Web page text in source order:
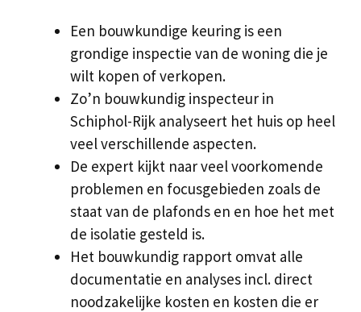
Een bouwkundige keuring is een
grondige inspectie van de woning die je
wilt kopen of verkopen.
Zo’n bouwkundig inspecteur in
Schiphol-Rijk analyseert het huis op heel
veel verschillende aspecten.
De expert kijkt naar veel voorkomende
problemen en focusgebieden zoals de
staat van de plafonds en en hoe het met
de isolatie gesteld is.
Het bouwkundig rapport omvat alle
documentatie en analyses incl. direct
noodzakelijke kosten en kosten die er